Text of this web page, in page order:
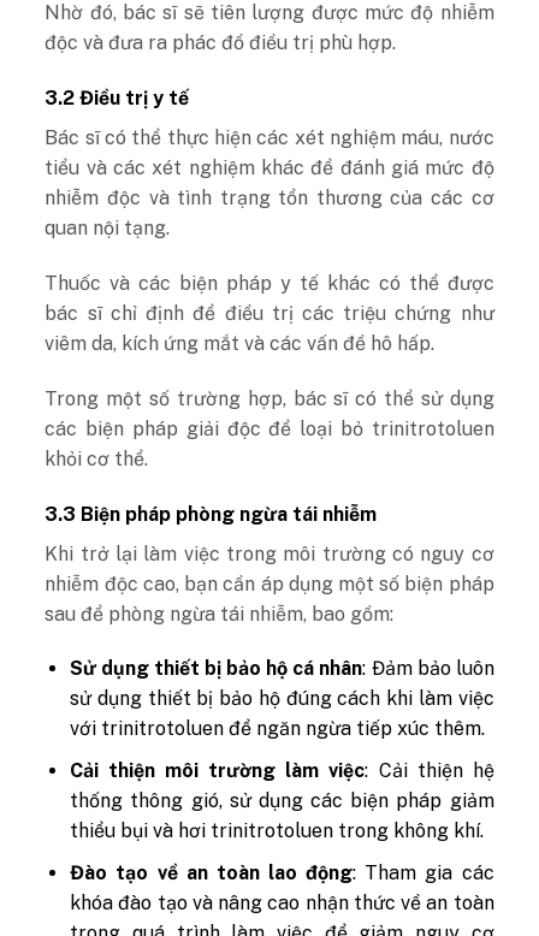
Nhờ đó, bác sĩ sẽ tiên lượng được mức độ nhiễm
độc và đưa ra phác đồ điều trị phù hợp.
3.2 Điều trị y tế
Bác sĩ có thể thực hiện các xét nghiệm máu, nước
tiểu và các xét nghiệm khác để đánh giá mức độ
nhiễm độc và tình trạng tổn thương của các cơ
quan nội tạng.
Thuốc và các biện pháp y tế khác có thể được
bác sĩ chỉ định để điều trị các triệu chứng như
viêm da, kích ứng mắt và các vấn đề hô hấp.
Trong một số trường hợp, bác sĩ có thể sử dụng
các biện pháp giải độc để loại bỏ trinitrotoluen
khỏi cơ thể.
3.3 Biện pháp phòng ngừa tái nhiễm
Khi trở lại làm việc trong môi trường có nguy cơ
nhiễm độc cao, bạn cần áp dụng một số biện pháp
sau để phòng ngừa tái nhiễm, bao gồm:
Sử dụng thiết bị bảo hộ cá nhân: Đảm bảo luôn
sử dụng thiết bị bảo hộ đúng cách khi làm việc
với trinitrotoluen để ngăn ngừa tiếp xúc thêm.
Cải thiện môi trường làm việc: Cải thiện hệ
thống thông gió, sử dụng các biện pháp giảm
thiểu bụi và hơi trinitrotoluen trong không khí.
Đào tạo về an toàn lao động: Tham gia các
khóa đào tạo và nâng cao nhận thức về an toàn